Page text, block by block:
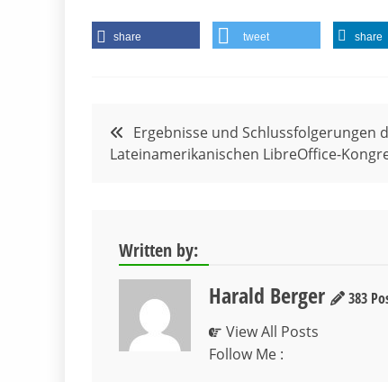
share tweet share
Beitragsnavigation
Ergebnisse und Schlussfolgerungen
Lateinamerikanischen LibreOffice-
Written by:
Harald Berger
383
View All Posts
Follow Me :